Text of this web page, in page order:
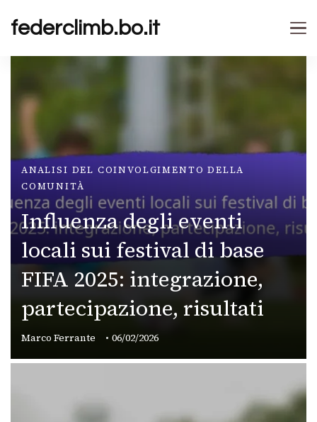
federclimb.bo.it
ANALISI DEL COINVOLGIMENTO DELLA
COMUNITÀ
Influenza degli eventi
locali sui festival di base
FIFA 2025: integrazione,
partecipazione, risultati
Marco Ferrante 06/02/2026